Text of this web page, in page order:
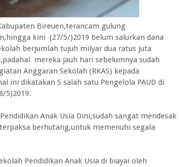
Bireuen,terancam gulung
kini (27/5/)2019 belum salurkan dana
berjumlah tujuh milyar dua ratus juta
mereka jauh hari sebelumnya sudah
Anggaran Sekolah (RKAS) kepada
ini dikatakan S salah satu Pengelola PAUD di
5)2019.
Anak Usia Dini,sudah sangat mendesak
berhutang,untuk memenuhi segala
Pendidikan Anak Usia di biayai oleh